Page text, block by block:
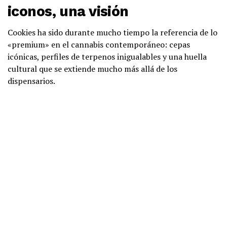
iconos, una visión
Cookies ha sido durante mucho tiempo la referencia de lo
«premium» en el cannabis contemporáneo: cepas
icónicas, perfiles de terpenos inigualables y una huella
cultural que se extiende mucho más allá de los
dispensarios.